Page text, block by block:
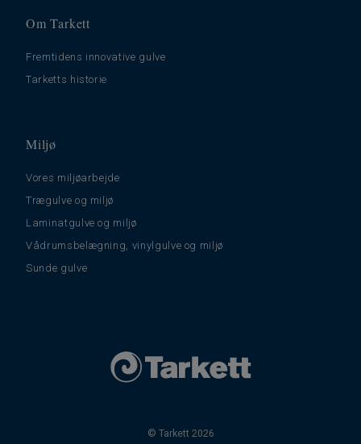
Om Tarkett
Fremtidens innovative gulve
Tarketts historie
Miljø
Vores miljøarbejde
Trægulve og miljø
Laminatgulve og miljø
Vådrumsbelægning, vinylgulve og miljø
Sunde gulve
© Tarkett 2026